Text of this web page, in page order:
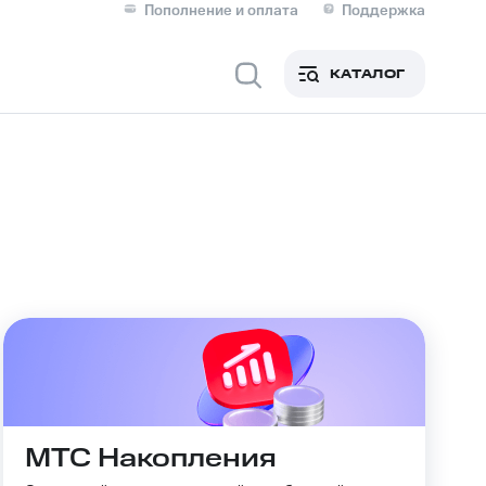
Пополнение и оплата
Поддержка
Личные кабинеты
Мобильная связь
Сервисы и подписки
Приложения от МТС
КАТАЛОГ
МТС Накопления